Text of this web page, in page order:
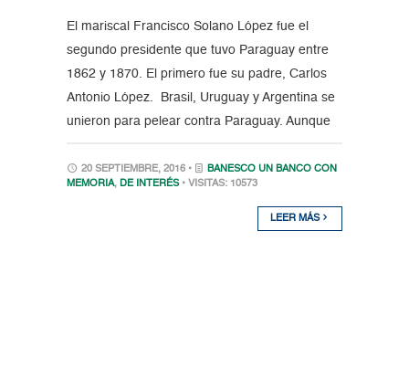
El mariscal Francisco Solano López fue el
segundo presidente que tuvo Paraguay entre
1862 y 1870. El primero fue su padre, Carlos
Antonio López. Brasil, Uruguay y Argentina se
unieron para pelear contra Paraguay. Aunque
20 SEPTIEMBRE, 2016 •
BANESCO UN BANCO CON
MEMORIA, DE INTERÉS • VISITAS: 10573
LEER MÁS